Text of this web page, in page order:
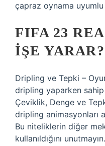
çapraz oynama
FIFA 23
İŞE YARAR?
Dripling ve Tepki –
dripling yaparken
Çeviklik, Denge ve
dripling animasyonları
Bu niteliklerin diğer
kullanıldığını unutmayın.